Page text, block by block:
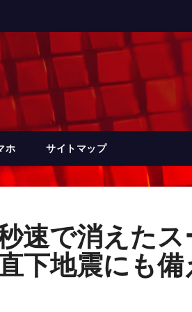
ホ サイトマップ
速で消えた
下地震にも備